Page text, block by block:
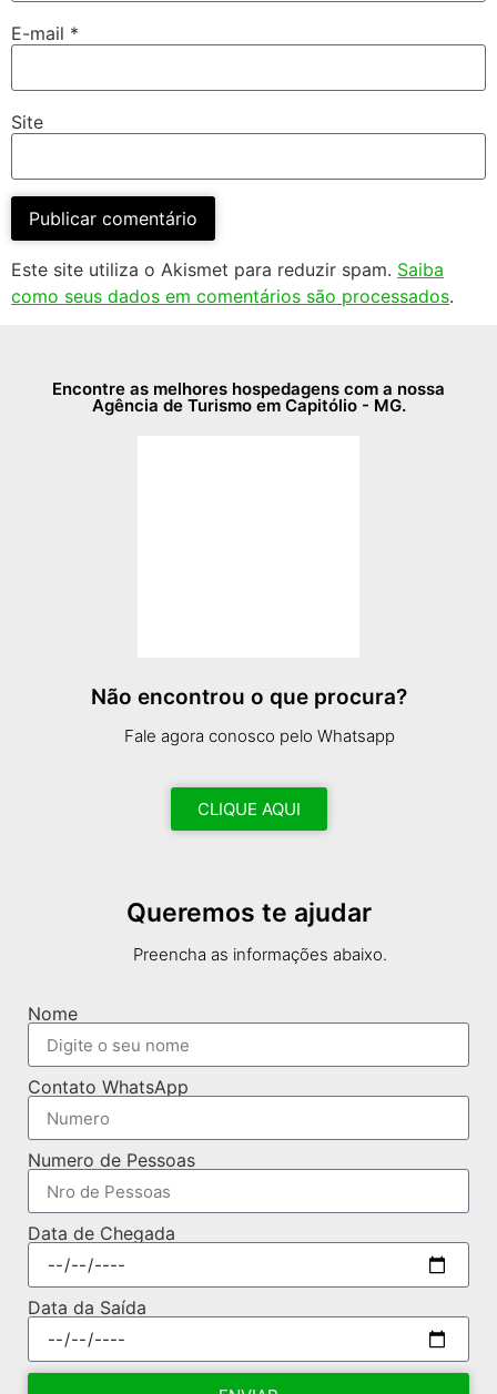
E-mail *
Site
Este site utiliza o Akismet para reduzir spam. Saiba
como seus dados em comentários são processados.
Encontre as melhores hospedagens com a nossa
Agência de Turismo em Capitólio - MG.
Não encontrou o que procura?
Fale agora conosco pelo Whatsapp
CLIQUE AQUI
Queremos te ajudar
Preencha as informações abaixo.
Nome
Contato WhatsApp
Numero de Pessoas
Data de Chegada
Data da Saída